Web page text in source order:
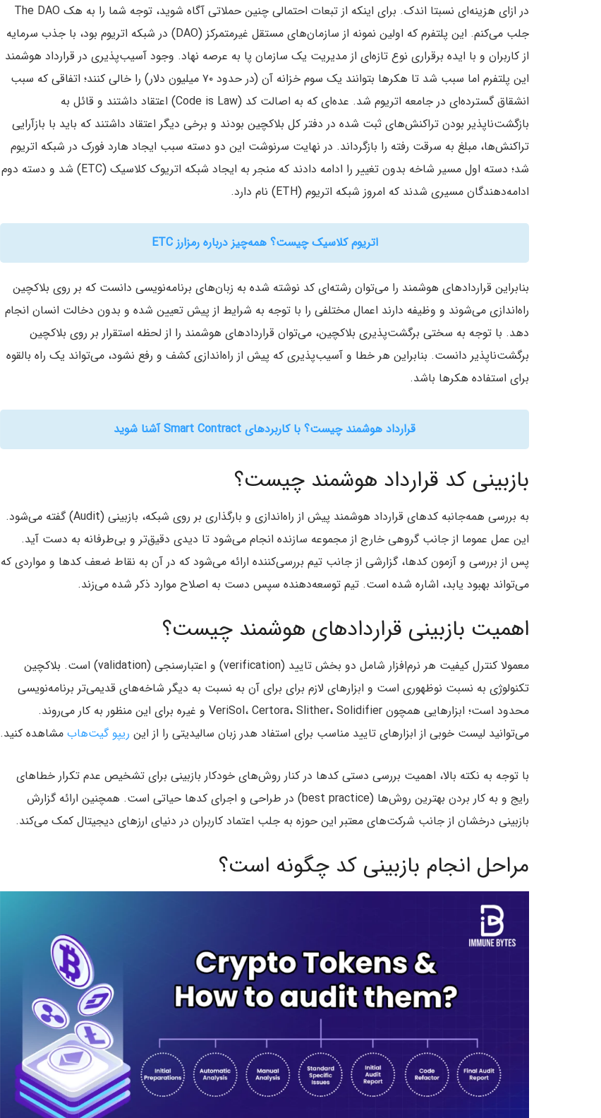
در ازای هزینه‌ای نسبتا اندک. برای اینکه از تبعات احتمالی چنین حملاتی آگاه شوید، توجه شما را به هک The DAO
جلب می‌کنم. این پلتفرم که اولین نمونه از سازمان‌های مستقل غیرمتمرکز (DAO) در شبکه اتریوم بود، با جذب سرمایه
از کاربران و با ایده برقراری نوع تازه‌ای از مدیریت یک سازمان پا به عرصه نهاد. وجود آسیب‌پذیری در قرارداد هوشمند
این پلتفرم اما سبب شد تا هکرها بتوانند یک سوم خزانه آن (در حدود ۷۰ میلیون دلار) را خالی کنند؛ اتفاقی که سبب
انشقاق گسترده‌ای در جامعه اتریوم شد. عده‌ای که به اصالت کد (Code is Law) اعتقاد داشتند و قائل به
بازگشت‌ناپذیر بودن تراکنش‌های ثبت شده در دفتر کل بلاکچین بودند و برخی دیگر اعتقاد داشتند که باید با بازآرایی
تراکنش‌ها، مبلغ به سرقت رفته را بازگرداند. در نهایت سرنوشت این دو دسته سبب ایجاد هارد فورک در شبکه اتریوم
شد؛ دسته اول مسیر شاخه بدون تغییر را ادامه دادند که منجر به ایجاد شبکه اتریوک کلاسیک (ETC) شد و دسته دوم
ادامه‌دهندگان مسیری شدند که امروز شبکه اتریوم (ETH) نام دارد.
اتریوم کلاسیک چیست؟ همه‌چیز درباره رمزارز ETC
بنابراین قراردادهای هوشمند را می‌توان رشته‌ای کد نوشته شده به زبان‌های برنامه‌نویسی دانست که بر روی بلاکچین
راه‌اندازی می‌شوند و وظیفه دارند اعمال مختلفی را با توجه به شرایط از پیش تعیین شده و بدون دخالت انسان انجام
دهد. با توجه به سختی برگشت‌پذیری بلاکچین، می‌توان قراردادهای هوشمند را از لحظه استقرار بر روی بلاکچین
برگشت‌ناپذیر دانست. بنابراین هر خطا و آسیب‌پذیری که پیش از راه‌اندازی کشف و رفع نشود، می‌تواند یک راه بالقوه
برای استفاده هکرها باشد.
قرارداد هوشمند چیست؟ با کاربردهای Smart Contract آشنا شوید
بازبینی کد قرارداد هوشمند چیست؟
به بررسی همه‌جانبه کدهای قرارداد هوشمند پیش از راه‌اندازی و بارگذاری بر روی شبکه، بازبینی (Audit) گفته می‌شود.
این عمل عموما از جانب گروهی خارج از مجموعه سازنده انجام می‌شود تا دیدی دقیق‌تر و بی‌طرفانه‌ به دست آید.
پس از بررسی و آزمون کدها، گزارشی از جانب تیم بررسی‌کننده ارائه می‌شود که در آن به نقاط ضعف کدها و مواردی که
می‌تواند بهبود یابد، اشاره شده است. تیم توسعه‌دهنده سپس دست به اصلاح موارد ذکر شده می‌زند.
اهمیت بازبینی قراردادهای هوشمند چیست؟
معمولا کنترل کیفیت هر نرم‌افزار شامل دو بخش تایید (verification) و اعتبارسنجی (validation) است. بلاکچین
تکنولوژی به نسبت نوظهوری است و ابزارهای لازم برای برای آن به نسبت به دیگر شاخه‌های قدیمی‌تر برنامه‌نویسی
محدود است؛ ابزارهایی همچون VeriSol، Certora، Slither، Solidifier و غیره برای این منظور به کار می‌روند.
می‌توانید لیست خوبی از ابزارهای تایید مناسب برای استفاد هدر زبان سالیدیتی را از این ریپو گیت‌هاب مشاهده کنید.
با توجه به نکته بالا، اهمیت بررسی دستی کدها در کنار روش‌های خودکار بازبینی برای تشخیص عدم تکرار خطاهای
رایج و به کار بردن بهترین روش‌ها (best practice) در طراحی و اجرای کدها حیاتی است. همچنین ارائه گزارش
بازبینی درخشان از جانب شرکت‌های معتبر این حوزه به جلب اعتماد کاربران در دنیای ارزهای دیجیتال کمک می‌کند.
مراحل انجام بازبینی کد چگونه است؟